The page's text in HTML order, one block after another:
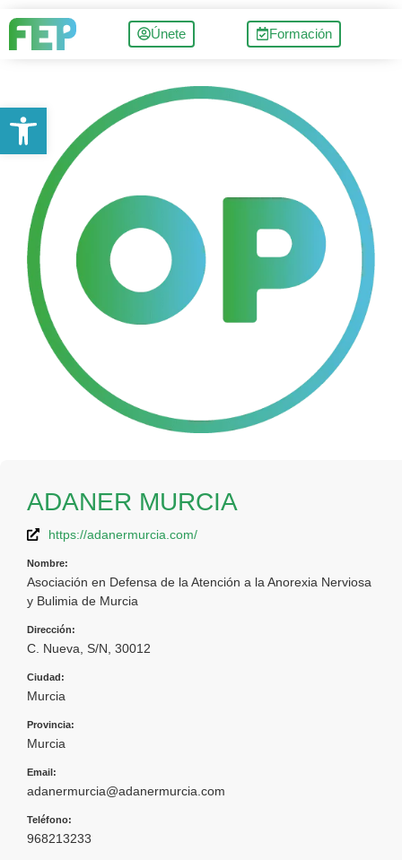
Únete Formación
ADANER MURCIA
https://adanermurcia.com/
Nombre:
Asociación en Defensa de la Atención a la Anorexia Nerviosa
y Bulimia de Murcia
Dirección:
C. Nueva, S/N, 30012
Ciudad:
Murcia
Provincia:
Murcia
Email:
adanermurcia@adanermurcia.com
Teléfono:
968213233
Abrir barra de herramientas